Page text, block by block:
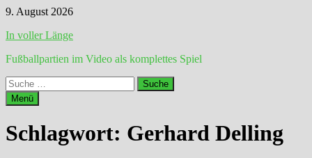
Zum
springen
9. August 2026
In voller Länge
Fußballpartien im Video als komplettes Spiel
Suche
nach:
Menü
Schlagwort: Gerhard Delling